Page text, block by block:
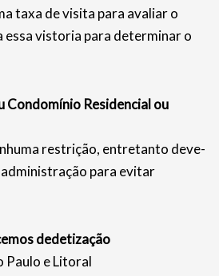
taxa de visita para avaliar o
essa vistoria para determinar o
Condomínio Residencial ou
restrição, entretanto deve-
para evitar
dedetização
Paulo e Litoral